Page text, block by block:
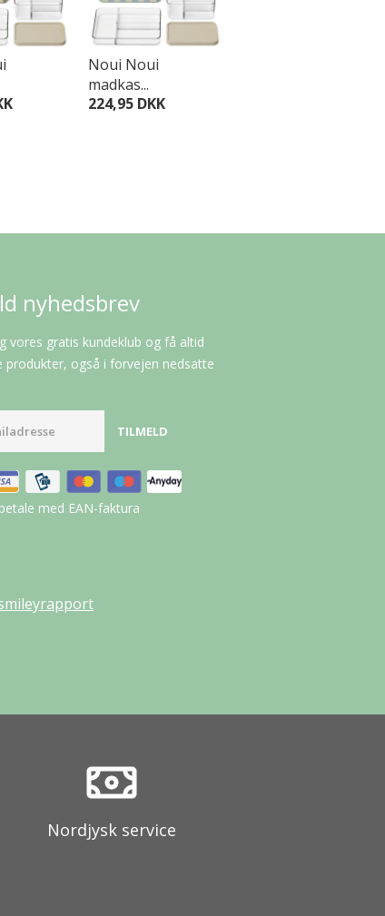
Noui Noui
madkas...
224,95 DKK
nyhedsbrev
vores gratis kundeklub og få altid
produkter, også i forvejen nedsatte
med EAN-faktura
Nordjysk service